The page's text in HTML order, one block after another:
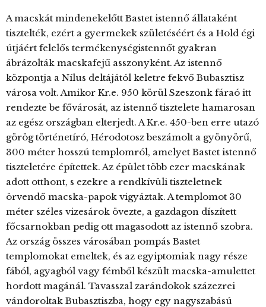
A macskát mindenekelőtt Bastet istennő állataként
tisztelték, ezért a gyermekek születéséért és a Hold égi
útjáért felelős termékenységistennőt gyakran
ábrázolták macskafejű asszonyként. Az istennő
központja a Nílus deltájától keletre fekvő Bubasztisz
városa volt. Amikor Kr.e. 950 körül Szeszonk fáraó itt
rendezte be fővárosát, az istennő tisztelete hamarosan
az egész országban elterjedt. A Kr.e. 450-ben erre utazó
görög történetíró, Hérodotosz beszámolt a gyönyörű,
300 méter hosszú templomról, amelyet Bastet istennő
tiszteletére építettek. Az épület több ezer macskának
adott otthont, s ezekre a rendkívüli tiszteletnek
örvendő macska-papok vigyáztak. A templomot 30
méter széles vizesárok övezte, a gazdagon díszített
főcsarnokban pedig ott magasodott az istennő szobra.
Az ország összes városában pompás Bastet
templomokat emeltek, és az egyiptomiak nagy része
fából, agyagból vagy fémből készült macska-amulettet
hordott magánál. Tavasszal zarándokok százezrei
vándoroltak Bubasztiszba, hogy egy nagyszabású